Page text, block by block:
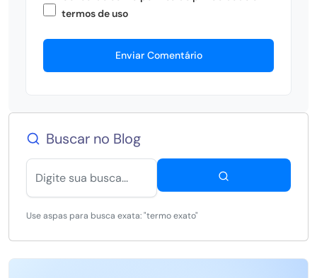
termos de uso
Enviar Comentário
Buscar no Blog
Use aspas para busca exata: "termo exato"